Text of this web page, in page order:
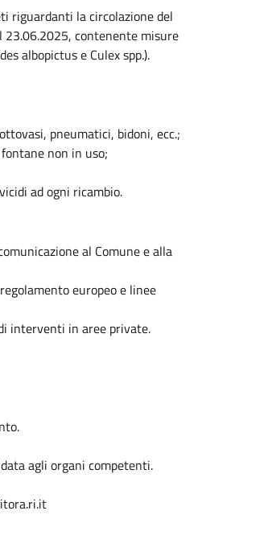
riguardanti la circolazione del
23.06.2025, contenente misure
albopictus e Culex spp.).
pneumatici, bidoni, ecc.;
non in uso;
ad ogni ricambio.
al Comune e alla
europeo e linee
interventi in aree private.
agli organi competenti.